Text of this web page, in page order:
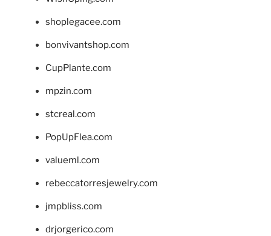
shoplegacee.com
bonvivantshop.com
CupPlante.com
mpzin.com
stcreal.com
PopUpFlea.com
valueml.com
rebeccatorresjewelry.com
jmpbliss.com
drjorgerico.com